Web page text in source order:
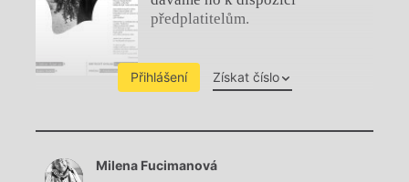
předplatitelům.
Přihlášení Získat číslo
Chviličku.
Načítá se.
Milena Fucimanová